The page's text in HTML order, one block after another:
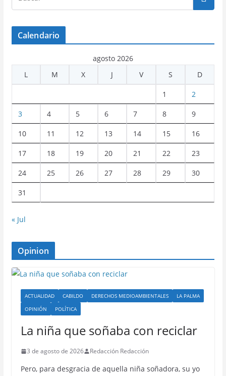
Calendario
agosto 2026
L
M X J V S D
1 2
3 4 5 6 7 8 9
10 11 12 13 14 15 16
17 18 19 20 21 22 23
24 25 26 27 28 29 30
31
« Jul
Opinion
ACTUALIDAD CABILDO DERECHOS MEDIOAMBIENTALES
LA PALMA
OPINIÓN
POLÍTICA
La niña que soñaba con reciclar
3 de agosto de 2026 Redacción Redacción
Pero, para desgracia de aquella niña soñadora, su yo